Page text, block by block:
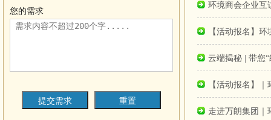
您的需求
环境商会企业互
【活动报名】
云端揭秘 | 带您
【活动报名】
走进万朗集团｜